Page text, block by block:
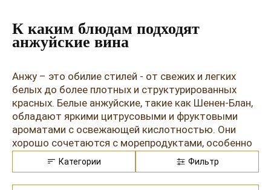
Розовые вина
Французские вина
Испанские вина
Ром
Водка
Саке
Пиво
К каким блюдам подходят
анжуйские вина
Анжу – это обилие стилей - от свежих и легких
белых до более плотных и структурированных
красных. Белые анжуйские, такие как Шенен-Блан,
обладают яркими цитрусовыми и фруктовыми
ароматами с освежающей кислотностью. Они
хорошо сочетаются с морепродуктами, особенно
с устрицами, креветками, мидиями и белой рыбой.
Эти вина также отлично дополняют легкие
салаты, белое мясо и птицу.
Категории Фильтр